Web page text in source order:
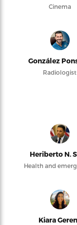
Cinema
González
Radiologist
Heriberto N.
Health and
Kiara